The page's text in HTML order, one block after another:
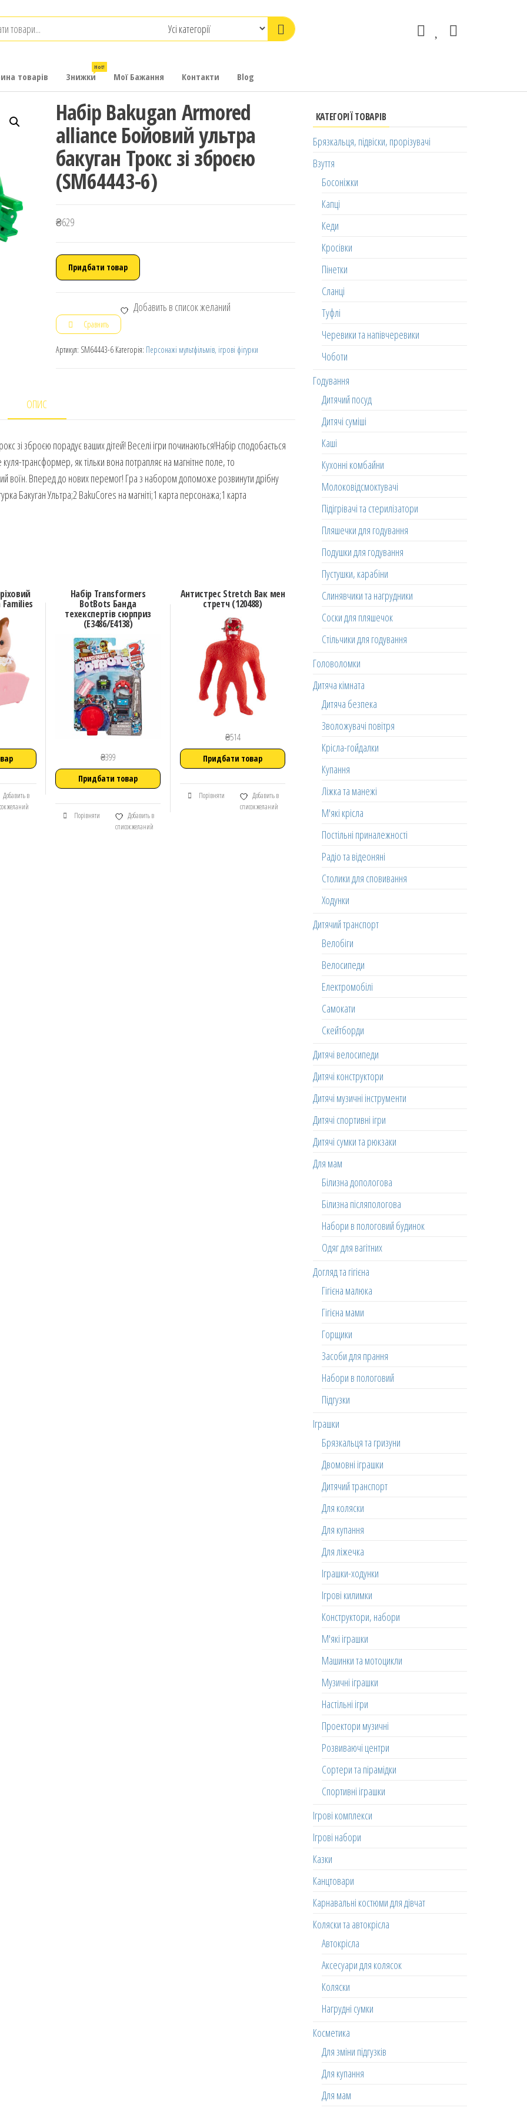
товарів Знижки
Hot!
Мої Бажання Контакти Blog
Набір Bakugan Armored
alliance Бойовий ультра
бакуган Трокс зі зброєю
(SM64443-6)
₴629
Придбати товар
Добавить в список желаний
Сравнить
Артикул: SM64443-6 Категорія: Персонажі мультфільмів, ігрові фігурки
ОПИС
зі зброєю порадує ваших дітей! Веселі ігри починаються!Набір сподобається
трансформер, як тільки вона потрапляє на магнітне поле, то
воїн. Вперед до нових перемог! Гра з набором допоможе розвинути дрібну
Бакуган Ультра;2 BakuCores на магніті;1 карта персонажа;1 карта
Families
Добавить в
желаний
Набір Transformers
BotBots Банда
техекспертів сюрприз
(E3486/E4138)
₴399
Придбати товар
Порівняти
Добавить в
список желаний
Антистрес Stretch Вак мен
стретч (120488)
₴514
Придбати товар
Порівняти
Добавить в
список желаний
КАТЕГОРІЇ ТОВАРІВ
Брязкальця, підвіски, прорізувачі
Взуття
Босоніжки
Капці
Кеди
Кросівки
Пінетки
Сланці
Туфлі
Черевики та напівчеревики
Чоботи
Годування
Дитячий посуд
Дитячі суміші
Каші
Кухонні комбайни
Молоковідсмоктувачі
Підігрівачі та стерилізатори
Пляшечки для годування
Подушки для годування
Пустушки, карабіни
Слинявчики та нагрудники
Соски для пляшечок
Стільчики для годування
Головоломки
Дитяча кімната
Дитяча безпека
Зволожувачі повітря
Крісла-гойдалки
Купання
Ліжка та манежі
М'які крісла
Постільні приналежності
Радіо та відеоняні
Столики для сповивання
Ходунки
Дитячий транспорт
Велобіги
Велосипеди
Електромобілі
Самокати
Скейтборди
Дитячі велосипеди
Дитячі конструктори
Дитячі музичні інструменти
Дитячі спортивні ігри
Дитячі сумки та рюкзаки
Для мам
Білизна допологова
Білизна післяпологова
Набори в пологовий будинок
Одяг для вагітних
Догляд та гігієна
Гігієна малюка
Гігієна мами
Горщики
Засоби для прання
Набори в пологовий
Підгузки
Іграшки
Брязкальця та гризуни
Двомовні іграшки
Дитячий транспорт
Для коляски
Для купання
Для ліжечка
Іграшки-ходунки
Ігрові килимки
Конструктори, набори
М'які іграшки
Машинки та мотоцикли
Музичні іграшки
Настільні ігри
Проектори музичні
Розвиваючі центри
Сортери та пірамідки
Спортивні іграшки
Ігрові комплекси
Ігрові набори
Казки
Канцтовари
Карнавальні костюми для дівчат
Коляски та автокрісла
Автокрісла
Аксесуари для колясок
Коляски
Нагрудні сумки
Косметика
Для зміни підгузків
Для купання
Для мам